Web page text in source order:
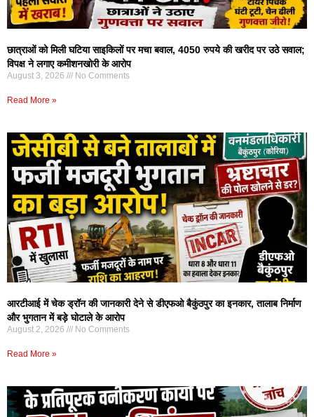
छात्राओं को मिली घटिया साइकिलों पर मचा बवाल, 4050 रुपये की खरीद पर उठे सवाल;
विपक्ष ने लगाए कमीशनखोरी के आरोप
August 3, 2026 No Comments
Read More »
आरटीआई में चेक ड्रॉन की जानकारी देने से डीएफओ बैकुंठपुर का इनकार, तालाब निर्माण
और भुगतान में बड़े घोटाले के आरोप
August 2, 2026 No Comments
Read More »